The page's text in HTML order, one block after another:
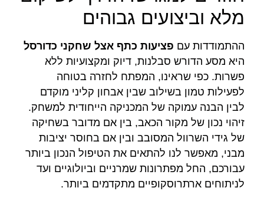
מלא וביצועים גבוהים
ההתמודדות עם פציעות כתף אצל שחקני כדורסל
היא מסע הדורש סבלנות, דיוק ומקצועיות ללא
פשרות. כפי שראינו, המפתח לחזרה בטוחה
לפעילות טמון בשילוב שבין אבחון קליני מוקדם
לבין הבנה עמוקה של המכניקה הייחודית למשחק.
זיהוי נכון של מקור הכאב, בין אם מדובר בשחיקה
של גידי השרוול המסובב ובין אם בחוסר יציבות
מבני, מאפשר לנו להתאים את הטיפול הנכון ביותר
עבורכם, החל מפתרונות שמרניים וביולוגיים ועד
לניתוחים ארתרוסקופיים מתקדמים ביותר.